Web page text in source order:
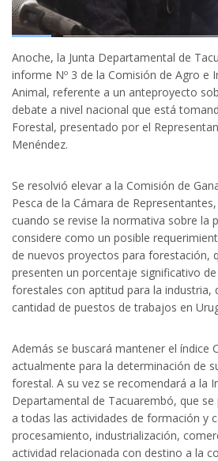
Anoche, la Junta Departamental de
informe Nº 3 de la Comisión de Agro e
Animal, referente a un anteproyecto
debate a nivel nacional que está
Forestal, presentado por el
Menéndez.
Se resolvió elevar a la Comisión de
Pesca de la Cámara de
cuando se revise la normativa sobre la
considere como un posible
de nuevos proyectos para forestación,
presenten un porcentaje significativo
forestales con aptitud para la industria,
cantidad de puestos de trabajos en
Además se buscará mantener el índice
actualmente para la determinación de
forestal. A su vez se recomendará a la
Departamental de Tacuarembó, que
a todas las actividades de formación y
procesamiento, industrialización,
actividad relacionada con destino a la